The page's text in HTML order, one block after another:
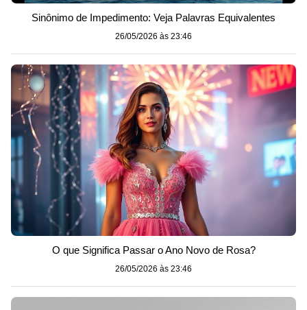
Sinônimo de Impedimento: Veja Palavras Equivalentes
26/05/2026 às 23:46
O que Significa Passar o Ano Novo de Rosa?
26/05/2026 às 23:46